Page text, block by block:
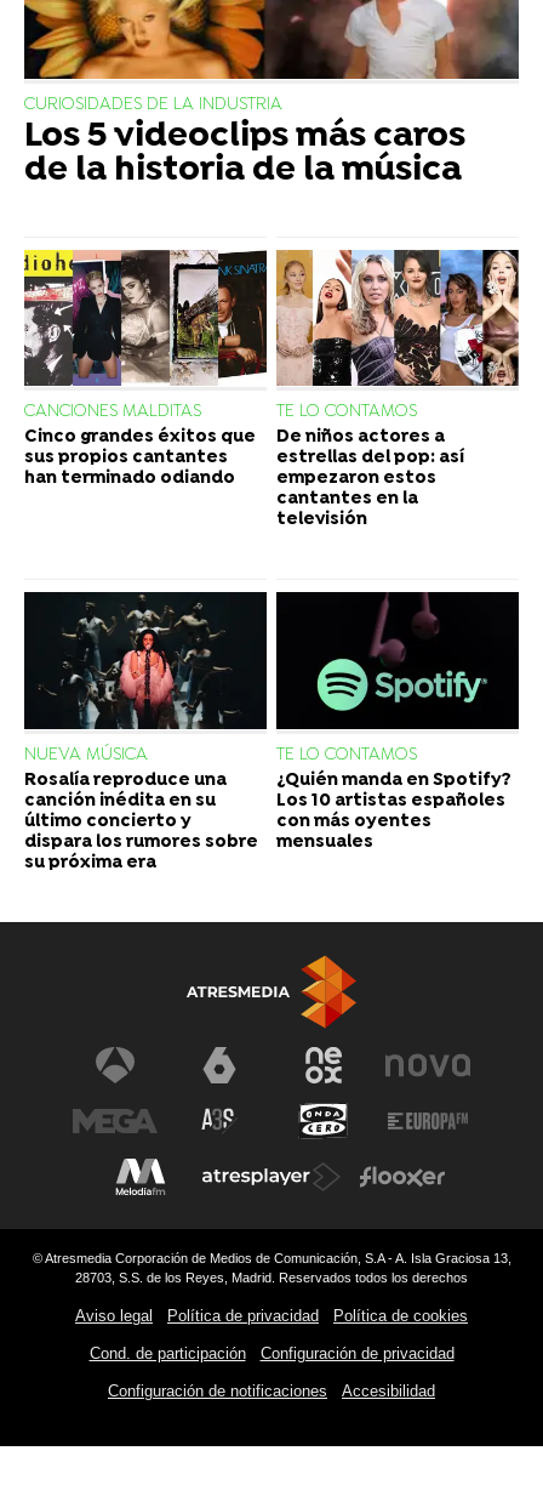
CURIOSIDADES DE LA INDUSTRIA
Los 5 videoclips más caros
de la historia de la música
CANCIONES MALDITAS
Cinco grandes éxitos que
sus propios cantantes
han terminado odiando
TE LO CONTAMOS
De niños actores a
estrellas del pop: así
empezaron estos
cantantes en la
televisión
NUEVA MÚSICA
Rosalía reproduce una
canción inédita en su
último concierto y
dispara los rumores sobre
su próxima era
TE LO CONTAMOS
¿Quién manda en Spotify?
Los 10 artistas españoles
con más oyentes
mensuales
© Atresmedia Corporación de Medios de Comunicación, S.A - A. Isla Graciosa 13,
28703, S.S. de los Reyes, Madrid. Reservados todos los derechos
Aviso legal Política de privacidad Política de cookies
Cond. de participación Configuración de privacidad
Configuración de notificaciones Accesibilidad